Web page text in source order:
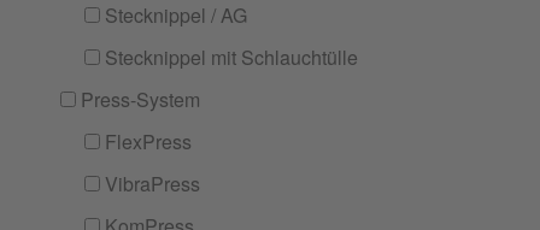
Stecknippel / AG
Stecknippel mit Schlauchtülle
Press-System
FlexPress
VibraPress